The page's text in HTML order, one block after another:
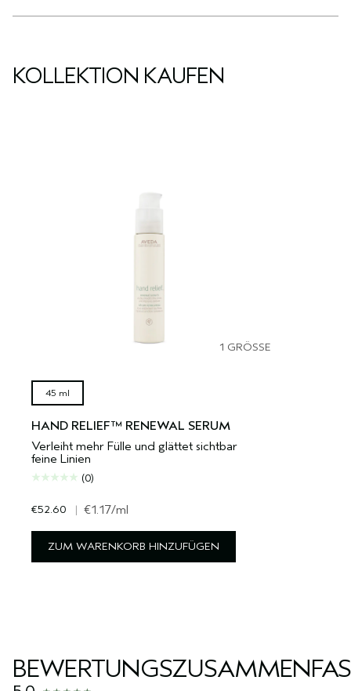
KOLLEKTION KAUFEN
1 GRÖSSE
45 ml
HAND RELIEF™ RENEWAL SERUM
Verleiht mehr Fülle und glättet sichtbar
feine Linien
(0)
€52.60 | €1.17/ml
ZUM WARENKORB HINZUFÜGEN